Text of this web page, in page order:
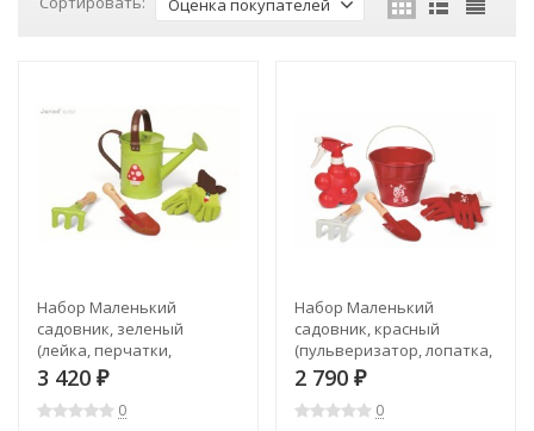
Оценка покупателей
Набор Маленький
садовник, зеленый
(лейка, перчатки,
лопатка, грабельки)
(J03228b)
3 420 ₽
0
Набор Маленький
садовник, красный
(пульверизатор, лопатка,
грабельки, перчатки,
ведро) (J03236b)
2 790 ₽
0